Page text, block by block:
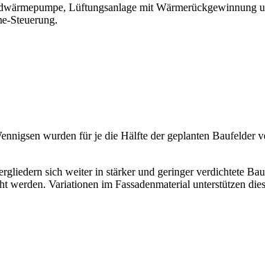
Lüftungsanlage mit Wärmerückgewinnung
Steuerung.
wurden für je die Hälfte der geplanten Baufelder
sich weiter in stärker und geringer verdichtete
Variationen im Fassadenmaterial unterstützen